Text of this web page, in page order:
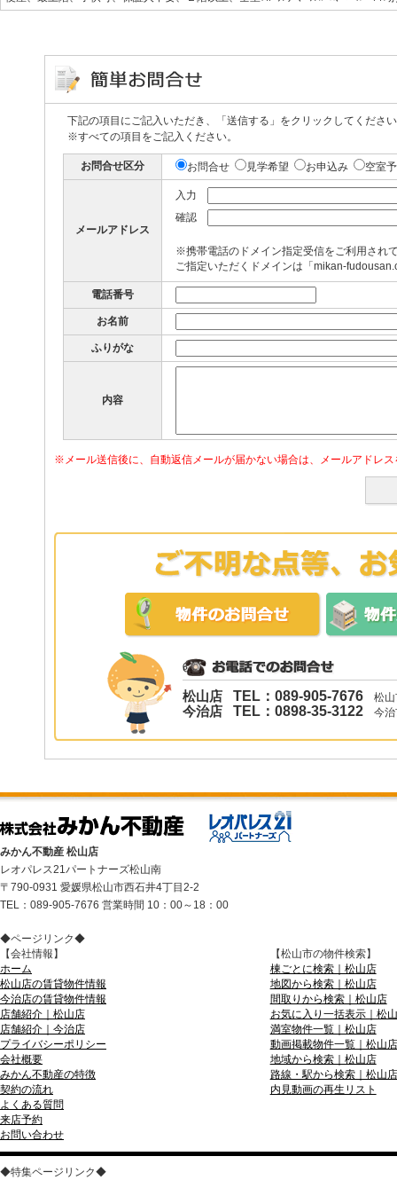
下記の項目にご記入いただき、「送信する」をクリックしてくださ
※すべての項目をご記入ください。
お問合せ区分 お問合せ 見学希望 お申込み 空室
メールアドレス
入力
確認
※携帯電話のドメイン指定受信をご利用され
ご指定いただくドメインは「mikan-
電話番号
お名前
ふりがな
内容
※メール送信後に、自動返信メールが届かない場合は、メールアドレ
松山店 TEL：089-905-7676松山
今治店 TEL：0898-35-3122今治
みかん不動産 松山店
レオパレス21パートナーズ松山南
〒790-0931 愛媛県松山市西石井4丁目2-2
TEL：089-905-7676 営業時間 10：00～18：00
◆ページリンク◆
【会社情報】
ホーム
松山店の賃貸物件情報
今治店の賃貸物件情報
店舗紹介｜松山店
店舗紹介｜今治店
プライバシーポリシー
会社概要
みかん不動産の特徴
契約の流れ
よくある質問
来店予約
お問い合わせ
【松山市の物件検索】
棟ごとに検索｜松山店
地図から検索｜松山店
間取りから検索｜松山店
お気に入り一括表示｜松
満室物件一覧｜松山店
動画掲載物件一覧｜松山店
地域から検索｜松山店
路線・駅から検索｜松山店
内見動画の再生リスト
◆特集ページリンク◆